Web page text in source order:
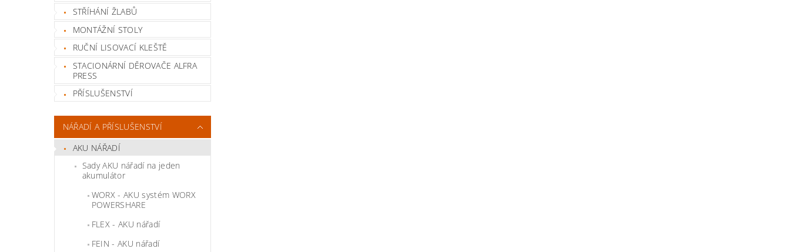
STŘÍHÁNÍ ŽLABŮ
MONTÁŽNÍ STOLY
RUČNÍ LISOVACÍ KLEŠTĚ
STACIONÁRNÍ DĚROVAČE ALFRA
PRESS
PŘÍSLUŠENSTVÍ
NÁŘADÍ A PŘÍSLUŠENSTVÍ
AKU NÁŘADÍ
Sady AKU nářadí na jeden
akumulátor
WORX - AKU systém WORX
POWERSHARE
FLEX - AKU nářadí
FEIN - AKU nářadí